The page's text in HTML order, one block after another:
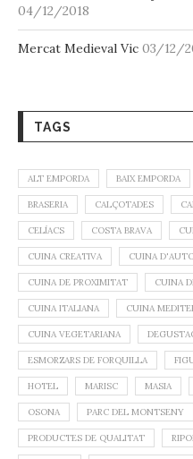
04/12/2018
Mercat Medieval Vic 03/12/
TAGS
ALT EMPORDA BAIX EMPORDA
BRASERIA CALÇOTADES
CELÍACS COSTA BRAVA
CUINA CREATIVA CUINA
CUINA DE PROXIMITAT CUINA
CUINA ITALIANA CUINA
CUINA VEGETARIANA
ESMORZARS DE FORQUILLA
HOTEL MARISC MASIA
OSONA PARC DEL MONTSENY
PRODUCTES DE QUALITAT